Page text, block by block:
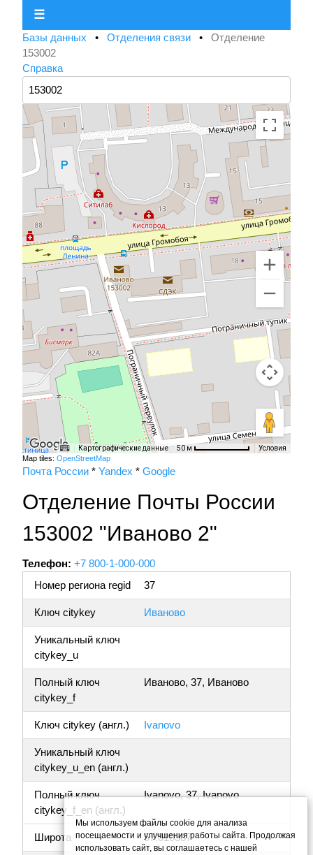
☰
Базы данных • Отделения связи • Отделение
153002
Справка
Картографические данные 50 м Условия
Map tiles: OpenStreetMap
Почта России * Yandex * Google
Отделение Почты России
153002 "Иваново 2"
Телефон: +7 800-1-000-000
Номер региона regid
37
Ключ citykey Иваново
Уникальный ключ
citykey_u
Полный ключ
citykey_f
Иваново, 37, Иваново
Ключ citykey (англ.) Ivanovo
Уникальный ключ
citykey_u_en (англ.)
Полный ключ
citykey_f_en (англ.)
Ivanovo, 37, Ivanovo
Широта 57.010387
Мы используем файлы cookie для анализа
посещаемости и улучшения работы сайта. Продолжая
использовать сайт, вы соглашаетесь с нашей